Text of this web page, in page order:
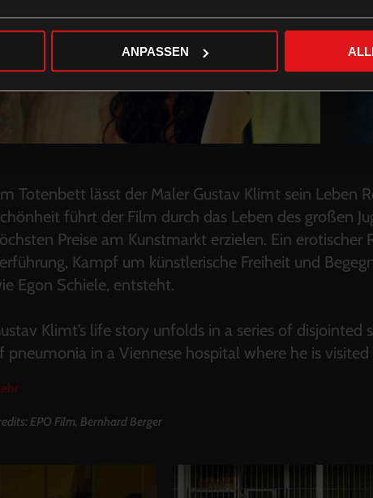
ANPASSEN
Totenbett lässt der Maler Gustav Klimt sein Leben
führt der Film durch das Leben des großen
Preise am Kunstmarkt erzielen. Ein erotischer
Kampf um künstlerische Freiheit und
Egon Schiele, entsteht.
Klimt’s life story unfolds in a series of disjointed
pneumonia in a Viennese hospital where he is
EPO Film, Bernhard Berger